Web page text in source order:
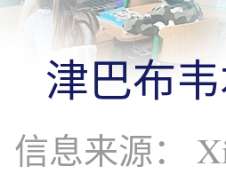
津巴布
信息来源：